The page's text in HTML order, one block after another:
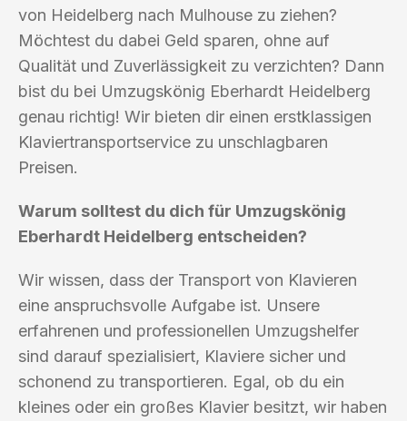
von Heidelberg nach Mulhouse zu ziehen?
Möchtest du dabei Geld sparen, ohne auf
Qualität und Zuverlässigkeit zu verzichten? Dann
bist du bei Umzugskönig Eberhardt Heidelberg
genau richtig! Wir bieten dir einen erstklassigen
Klaviertransportservice zu unschlagbaren
Preisen.
Warum solltest du dich für Umzugskönig
Eberhardt Heidelberg entscheiden?
Wir wissen, dass der Transport von Klavieren
eine anspruchsvolle Aufgabe ist. Unsere
erfahrenen und professionellen Umzugshelfer
sind darauf spezialisiert, Klaviere sicher und
schonend zu transportieren. Egal, ob du ein
kleines oder ein großes Klavier besitzt, wir haben